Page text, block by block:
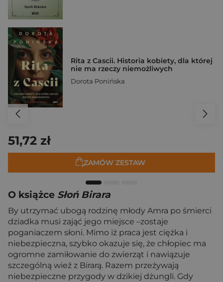
Rita z Cascii. Historia kobiety, dla której
nie ma rzeczy niemożliwych
Dorota Ponińska
51,72 zł
ZAMÓW ZESTAW
O książce Słoń Birara
By utrzymać ubogą rodzinę młody Amra po śmierci
dziadka musi zająć jego miejsce –zostaje
poganiaczem słoni. Mimo iż praca jest ciężka i
niebezpieczna, szybko okazuje się, że chłopiec ma
ogromne zamiłowanie do zwierząt i nawiązuje
szczególną wieź z Birarą. Razem przeżywają
niebezpieczne przygody w dzikiej dżungli. Gdy